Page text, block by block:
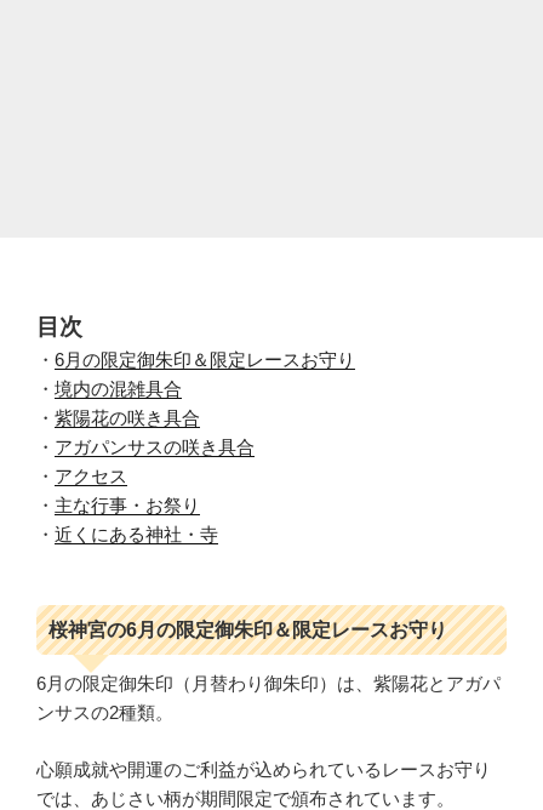
目次
・ 6月の限定御朱印＆限定レースお守り
・ 境内の混雑具合
・ 紫陽花の咲き具合
・ アガパンサスの咲き具合
・ アクセス
・ 主な行事・お祭り
・ 近くにある神社・寺
桜神宮の6月の限定御朱印＆限定レースお守り
6月の限定御朱印（月替わり御朱印）は、紫陽花とアガパ
ンサスの2種類。
心願成就や開運のご利益が込められているレースお守り
では、あじさい柄が期間限定で頒布されています。